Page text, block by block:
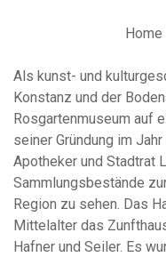
Home
Als kunst- und
Konstanz und der
Rosgartenmuseum auf
seiner Gründung im
Apotheker und Stadtrat
Sammlungsbestände
Region zu sehen. Das
Mittelalter das
Hafner und Seiler. Es